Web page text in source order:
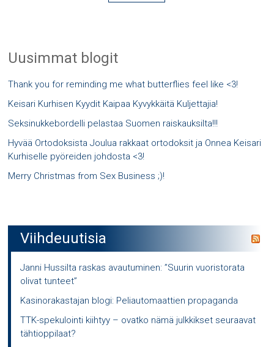
Uusimmat blogit
Thank you for reminding me what butterflies feel like <3!
Keisari Kurhisen Kyydit Kaipaa Kyvykkäitä Kuljettajia!
Seksinukkebordelli pelastaa Suomen raiskauksilta!!!
Hyvää Ortodoksista Joulua rakkaat ortodoksit ja Onnea Keisari
Kurhiselle pyöreiden johdosta <3!
Merry Christmas from Sex Business ;)!
Viihdeuutisia
Janni Hussilta raskas avautuminen: ”Suurin vuoristorata
olivat tunteet”
Kasinorakastajan blogi: Peliautomaattien propaganda
TTK-spekulointi kiihtyy – ovatko nämä julkkikset seuraavat
tähtioppilaat?